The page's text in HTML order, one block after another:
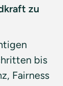
zu
bis
Fairness